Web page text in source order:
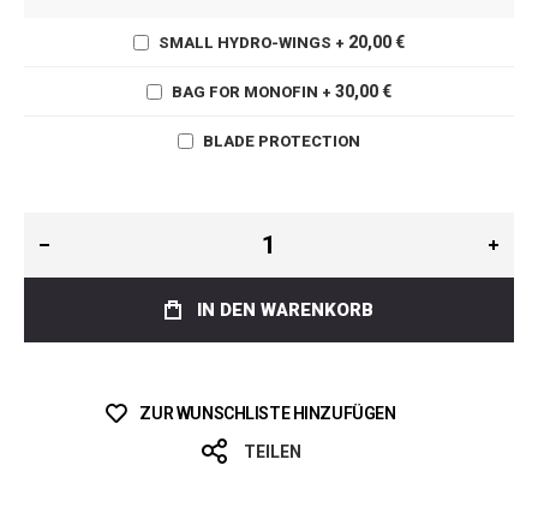
SMALL HYDRO-WINGS + 20,00 €
BAG FOR MONOFIN + 30,00 €
BLADE PROTECTION
IN DEN WARENKORB
ZUR WUNSCHLISTE HINZUFÜGEN
TEILEN